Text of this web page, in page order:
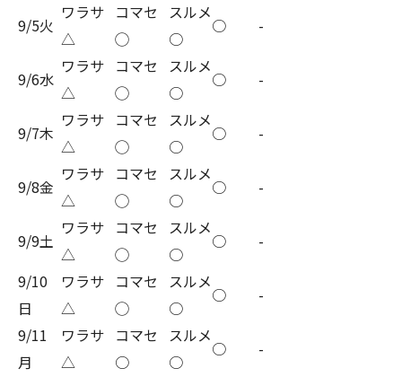
9/5火
ワラサ
△
コマセ
◯
スルメ
○
○ -
9/6水
ワラサ
△
コマセ
◯
スルメ
○
○ -
9/7木
ワラサ
△
コマセ
◯
スルメ
○
○ -
9/8金
ワラサ
△
コマセ
◯
スルメ
○
○ -
9/9土
ワラサ
△
コマセ
◯
スルメ
○
○
-
9/10
日
ワラサ
△
コマセ
◯
スルメ
○
○
-
9/11
月
ワラサ
△
コマセ
○
スルメ
○
○
-